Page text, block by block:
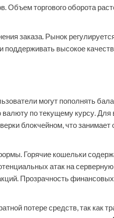
Объем торгового оборота
заказа. Рынок
поддерживать высокое
могут пополнять
по текущему курсу.
блокчейном, что занимает
Горячие кошельки
атак на серверную
Прозрачность
потере средств, так как